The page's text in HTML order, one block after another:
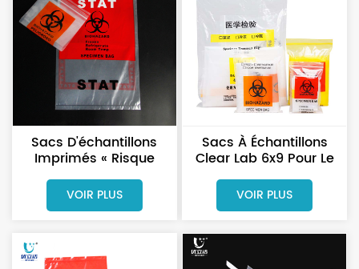
Sacs D'échantillons
Imprimés « Risque
Biologique » Pour
Laboratoire
VOIR PLUS
Sacs À Échantillons
Clear Lab 6x9 Pour Le
Prélèvement
D'échantillons
VOIR PLUS